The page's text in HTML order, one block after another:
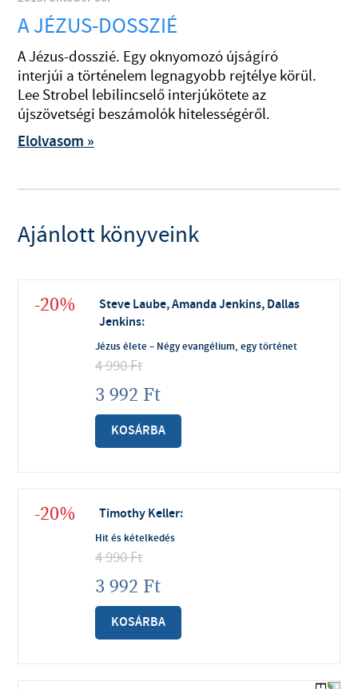
A JÉZUS-DOSSZIÉ
A Jézus-dosszié. Egy oknyomozó újságíró
interjúi a történelem legnagyobb rejtélye körül.
Lee Strobel lebilincselő interjúkötete az
újszövetségi beszámolók hitelességéről.
Elolvasom »
Ajánlott könyveink
-20%
Steve Laube, Amanda Jenkins, Dallas
Jenkins:
Jézus élete – Négy evangélium, egy történet
4 990Ft
3 992 Ft
KOSÁRBA
-20% Timothy Keller:
Hit és kételkedés
4 990Ft
3 992 Ft
KOSÁRBA